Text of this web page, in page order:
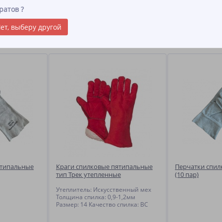
?
выберу другой
имеют широкий раструб, что обеспечивает лёгкость сбрасывания с
Швы на крагах выполняются особо прочной нитью и закрыты
Краги спилковые пятипальные
тип Трек утепленные
Утеплитель: Искусственный мех
Толщина спилка: 0,9-1,2мм
Размер: 14 Качество спилка: ВС
Перчатки
(10 пар)